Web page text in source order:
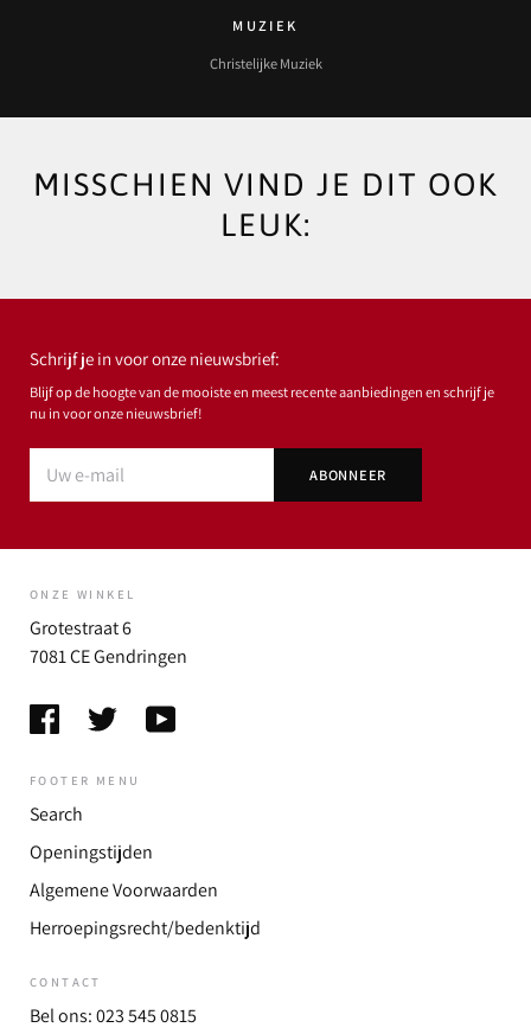
MUZIEK
Christelijke Muziek
MISSCHIEN VIND JE DIT OOK
LEUK:
Schrijf je in voor onze nieuwsbrief:
Blijf op de hoogte van de mooiste en meest recente aanbiedingen en schrijf je
nu in voor onze nieuwsbrief!
ONZE WINKEL
Grotestraat 6
7081 CE Gendringen
FOOTER MENU
Search
Openingstijden
Algemene Voorwaarden
Herroepingsrecht/bedenktijd
CONTACT
Bel ons: 023 545 0815